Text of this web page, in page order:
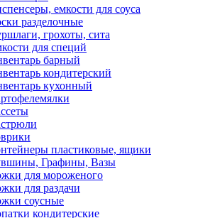
емкости для соуса
разделочные
грохоты, сита
для специй
барный
кондитерский
кухонный
пластиковые, ящики
Графины, Вазы
для мороженого
для раздачи
соусные
кондитерские